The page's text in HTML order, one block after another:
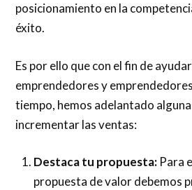
posicionamiento en la
éxito.
Es por ello que con el fin de
emprendedores y
tiempo, hemos adelantado
incrementar las ventas:
Destaca tu propuesta: Para
propuesta de valor debemos